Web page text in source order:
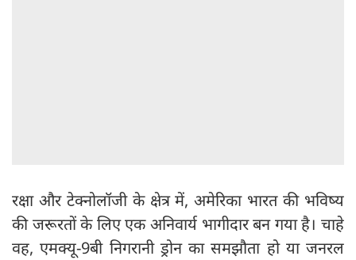
रक्षा और टेक्नोलॉजी के क्षेत्र में, अमेरिका भारत की भविष्य
की जरूरतों के लिए एक अनिवार्य भागीदार बन गया है। चाहे
वह, एमक्यू-9बी निगरानी ड्रोन का समझौता हो या जनरल